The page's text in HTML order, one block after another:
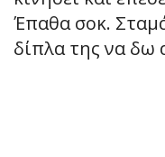
Έπαθα σοκ.
δίπλα της να δω